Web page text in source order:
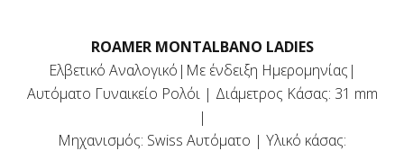
ROAMER MONTALBANO LADIES
Ελβετικό Αναλογικό|Με ένδειξη Ημερομηνίας|
Αυτόματο Γυναικείο Ρολόι | Διάμετρος Κάσας: 31 mm
|
Μηχανισμός: Swiss Αυτόματο | Υλικό κάσας: